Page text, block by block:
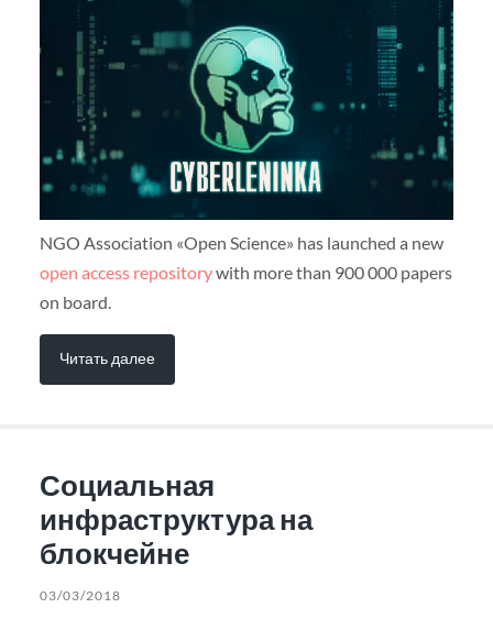
NGO Association «Open Science» has launched a new
open access repositorywith more than 900 000 papers
on board.
Читать далее
Социальная
инфраструктура на
блокчейне
03/03/2018